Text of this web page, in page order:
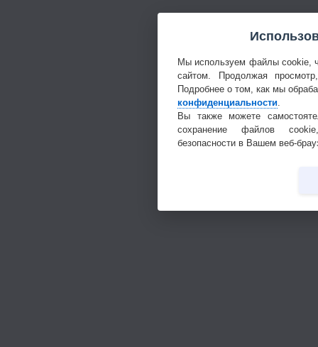
Мы используем файлы cookie,
сайтом. Продолжая
Подробнее о том, как мы
конфиденциальности.
Вы также можете
сохранение файлов
безопасности в Вашем веб-